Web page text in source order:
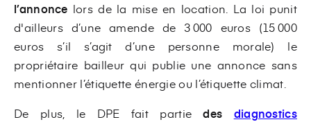
l’annonce lors de la mise en location. La loi punit
d'ailleurs d’une amende de 3 000 euros (15 000
euros s’il s’agit d’une personne morale) le
propriétaire bailleur qui publie une annonce sans
mentionner l’étiquette énergie ou l’étiquette climat.
De plus, le DPE fait partiedes diagnostics